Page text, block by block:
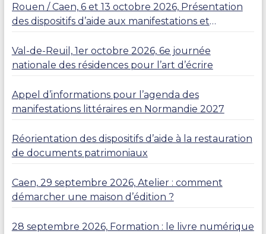
Rouen / Caen, 6 et 13 octobre 2026, Présentation
des dispositifs d’aide aux manifestations et
Val-de-Reuil, 1er octobre 2026, 6e journée
nationale des résidences pour l’art d’écrire
Appel d’informations pour l’agenda des
manifestations littéraires en Normandie 2027
Réorientation des dispositifs d’aide à la restauration
de documents patrimoniaux
Caen, 29 septembre 2026, Atelier : comment
démarcher une maison d’édition ?
28 septembre 2026, Formation : le livre numérique